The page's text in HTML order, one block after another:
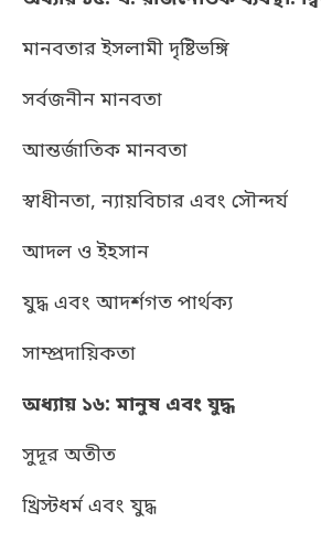
মানবতার ইসলামী দৃষ্টিভঙ্গি
সর্বজনীন মানবতা
আন্তর্জাতিক মানবতা
স্বাধীনতা, ন্যায়বিচার এবং সৌন্দর্য
আদল ও ইহসান
যুদ্ধ এবং আদর্শগত পার্থক্য
সাম্প্রদায়িকতা
অধ্যায় ১৬: মানুষ এবং যুদ্ধ
সুদূর অতীত
খ্রিস্টধর্ম এবং যুদ্ধ